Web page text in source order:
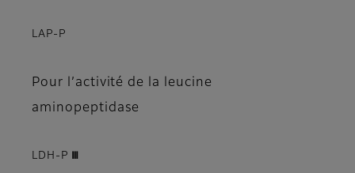
LAP-P
Pour l’activité de la leucine
aminopeptidase
LDH-P Ⅲ